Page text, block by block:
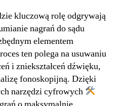
kluczową rolę odgrywają
nagrań do sądu
elementem
ten polega na usuwaniu
i zniekształceń dźwięku,
fonoskopijną. Dzięki
narzędzi cyfrowych